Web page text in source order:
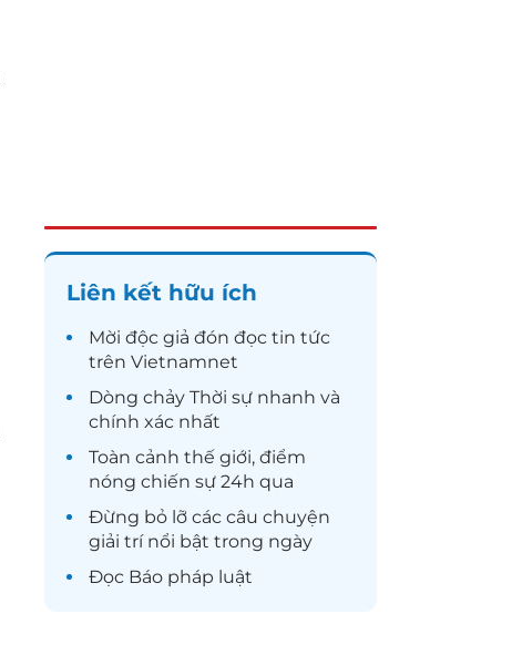
Liên kết hữu ích
Mời độc giả đón đọc tin tức
trên Vietnamnet
Dòng chảy Thời sự nhanh và
chính xác nhất
Toàn cảnh thế giới, điểm
nóng chiến sự 24h qua
Đừng bỏ lỡ các câu chuyện
giải trínổi bật trong ngày
Đọc Báo pháp luật